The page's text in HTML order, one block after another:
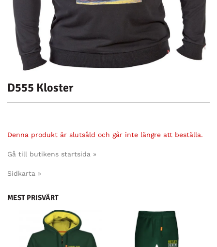
D555 Kloster
Denna produkt är slutsåld och går inte längre att beställa.
Gå till butikens startsida »
Sidkarta »
MEST PRISVÄRT